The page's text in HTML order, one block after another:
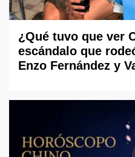
¿Qué tuvo que ver
escándalo que
Enzo Fernández y